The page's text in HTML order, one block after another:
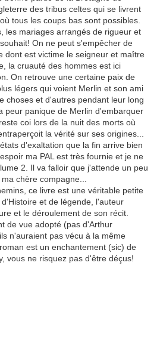
des tribus celtes qui se livrent
tous les coups bas sont possibles.
les mariages arrangés de rigueur et
On ne peut s'empêcher de
dont est victime le seigneur et maître
la cruauté des hommes est ici
On retrouve une certaine paix de
légers qui voient Merlin et son ami
choses et d'autres pendant leur long
peur panique de Merlin d'embarquer
coi lors de la nuit des morts où
la vérité sur ses origines...
d'exaltation que la fin arrive bien
ma PAL est très fournie et je ne
2. Il va falloir que j'attende un peu
chère compagne...
ce livre est une véritable petite
et de légende, l'auteur
et le déroulement de son récit.
de vue adopté (pas d'Arthur
n'auraient pas vécu à la même
est un enchantement (sic) de
vous ne risquez pas d'être déçus!